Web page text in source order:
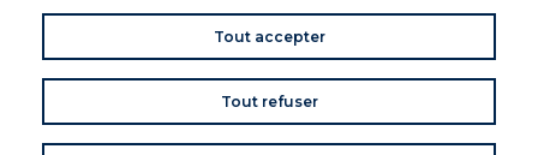
Tout accepter
Tout refuser